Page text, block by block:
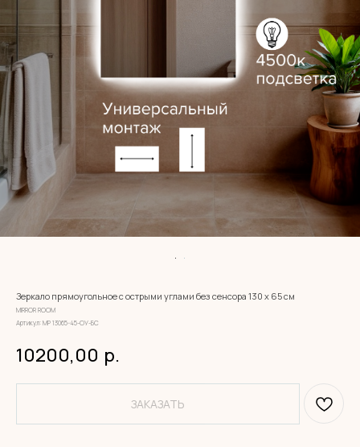
Зеркало прямоугольное с острыми углами без сенсора 130 х 65 см
MIRROR ROOM
Артикул:МР 13065-45-ОУ-БС
10200,00 р.
ЗАКАЗАТЬ